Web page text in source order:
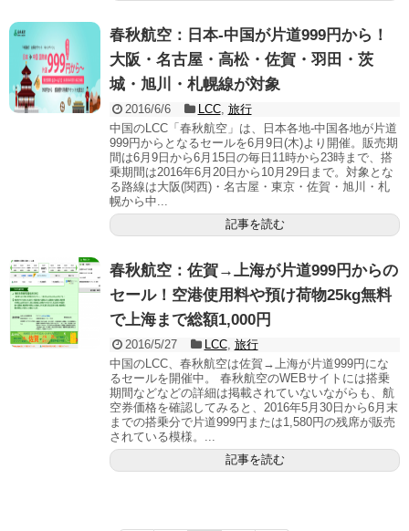
春秋航空：日本-中国が片道999円から！
大阪・名古屋・高松・佐賀・羽田・茨
城・旭川・札幌線が対象
2016/6/6 LCC, 旅行
中国のLCC「春秋航空」は、日本各地-中国各地が片道
999円からとなるセールを6月9日(木)より開催。販売期
間は6月9日から6月15日の毎日11時から23時まで、搭
乗期間は2016年6月20日から10月29日まで。対象とな
る路線は大阪(関西)・名古屋・東京・佐賀・旭川・札
幌から中...
記事を読む
春秋航空：佐賀→上海が片道999円からの
セール！空港使用料や預け荷物25kg無料
で上海まで総額1,000円
2016/5/27 LCC, 旅行
中国のLCC、春秋航空は佐賀→上海が片道999円にな
るセールを開催中。 春秋航空のWEBサイトには搭乗
期間などなどの詳細は掲載されていないながらも、航
空券価格を確認してみると、2016年5月30日から6月末
までの搭乗分で片道999円または1,580円の残席が販売
されている模様。...
記事を読む